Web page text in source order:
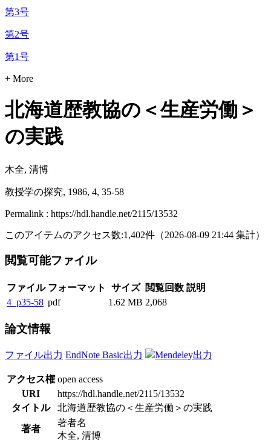
第3号
第2号
第1号
+ More
北海道歴教協の＜生産労働＞
の実践
木全, 清博
教授学の探究, 1986, 4, 35-58
Permalink : https://hdl.handle.net/2115/13532
このアイテムのアクセス数:1,402件 （2026-08-09 21:44 集計）
閲覧可能ファイル
ファイル フォーマット サイズ 閲覧回数 説明
4_p35-58 pdf 1.62 MB 2,068
論文情報
ファイル出力 EndNote Basic出力 Mendeley出力
アクセス権 open access
URI
https://hdl.handle.net/2115/13532
タイトル
北海道歴教協の＜生産労働＞の実践
著者
著者名
木全, 清博